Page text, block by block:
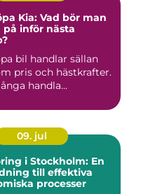
Kia: Vad bör man
på inför nästa
bil handlar sällan
pris och hästkrafter.
handla...
09. jul
i Stockholm: En
till effektiva
processer